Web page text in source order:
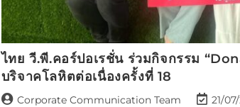
ไทย วี.พี.คอร์ปอเรชั่น ร่วมกิจกรรม
บริจาคโลหิตต่อเนื่องครั้งที่ 18
Corporate Communication Team 21/